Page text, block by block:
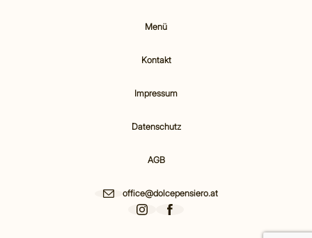
Menü
Kontakt
Impressum
Datenschutz
AGB
office@dolcepensiero.at